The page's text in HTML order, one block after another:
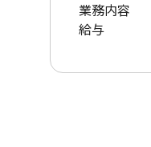
業務内容
給与